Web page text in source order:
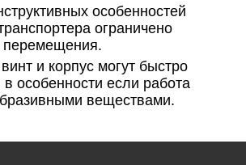
особенностей
ограничено
перемещения.
и корпус могут быстро
в особенности если работа
веществами.